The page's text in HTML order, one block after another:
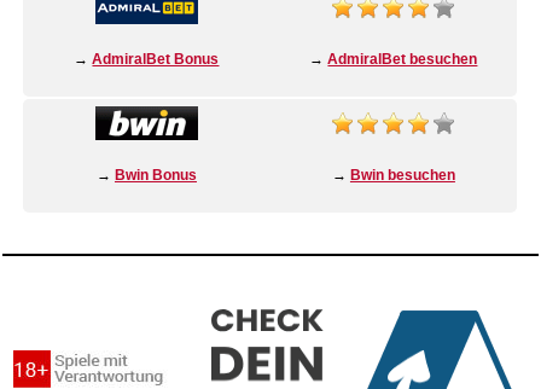
→AdmiralBet Bonus →AdmiralBet besuchen
→ Bwin Bonus → Bwin besuchen